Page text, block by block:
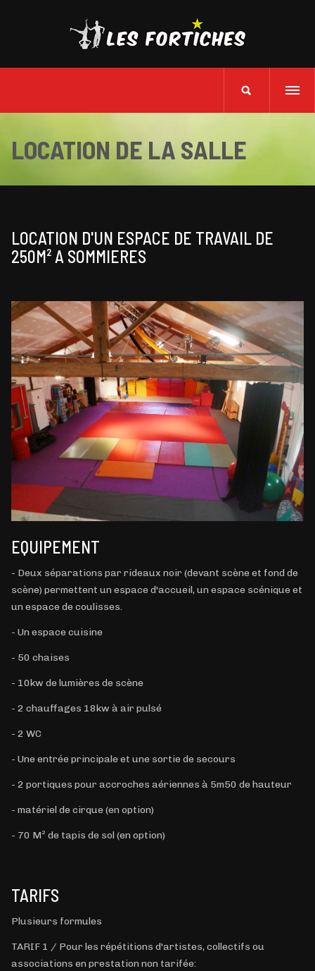
LOCATION DE LA SALLE
LOCATION D'UN ESPACE DE TRAVAIL DE
250M² A SOMMIERES
EQUIPEMENT
- Deux séparations par rideaux noir (devant scène et fond de
scène) permettent un espace d'accueil, un espace scénique et
un espace de coulisses.
- Un espace cuisine
- 50 chaises
- 10kw de lumières de scène
- 2 chauffages 18kw à air pulsé
- 2 WC
- Une entrée principale et une sortie de secours
- 2 portiques pour accroches aériennes à 5m50 de hauteur
- matériel de cirque (en option)
- 70 M² de tapis de sol (en option)
TARIFS
Plusieurs formules
TARIF 1 / Pour les répétitions d'artistes, collectifs ou
associations en prestation non tarifée: